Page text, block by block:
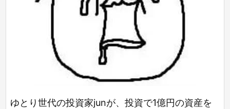
ゆとり世代の投資家junが、投資で1億円の資産を